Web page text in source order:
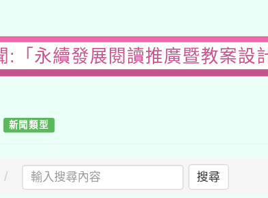
:「永續發展閱讀推廣暨教案設
新聞類型
搜尋